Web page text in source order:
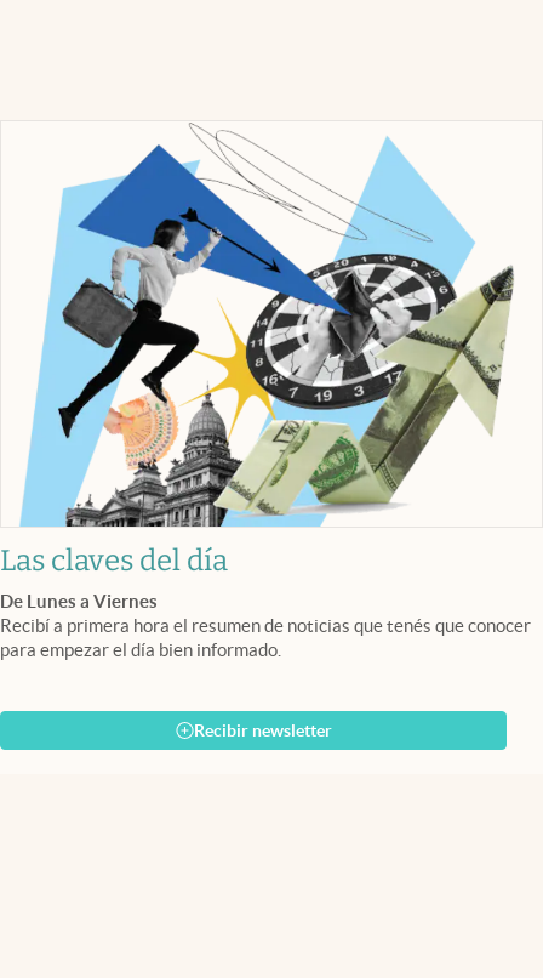
Las claves del día
De Lunes a Viernes
Recibí a primera hora el resumen de noticias que tenés que conocer
para empezar el día bien informado.
Recibir newsletter